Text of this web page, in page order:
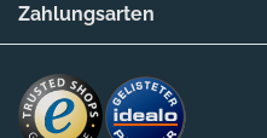
Zahlungsarten